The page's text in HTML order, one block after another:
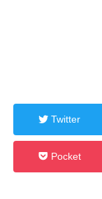
Twitter
Pocket